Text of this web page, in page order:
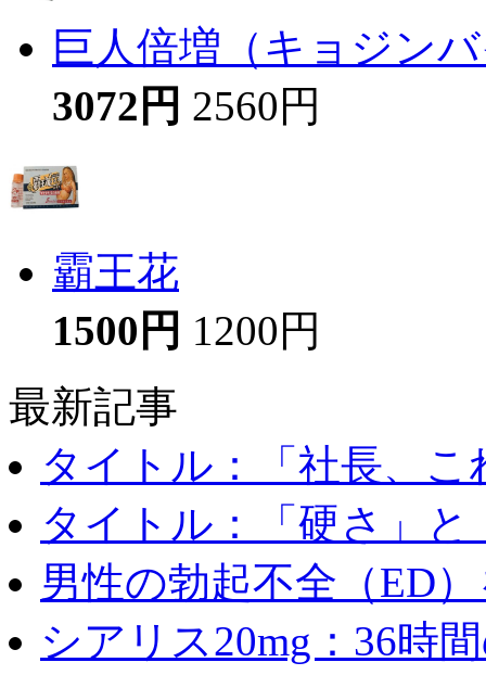
巨人倍増（キョジン
3072円 2560円
霸王花
1500円 1200円
最新記事
タイトル：「社長、こ
タイトル：「硬さ」と
男性の勃起不全（ED
シアリス20mg：36時